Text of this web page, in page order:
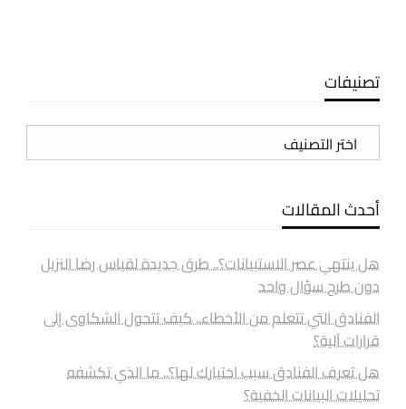
تصنيفات
تصنيفات
أحدث المقالات
هل ينتهي عصر الاستبيانات؟.. طرق جديدة لقياس رضا النزيل
دون طرح سؤال واحد
الفنادق التي تتعلم من الأخطاء.. كيف تتحول الشكاوى إلى
قرارات آلية؟
هل تعرف الفنادق سبب اختيارك لها؟.. ما الذي تكشفه
تحليلات البيانات الخفية؟